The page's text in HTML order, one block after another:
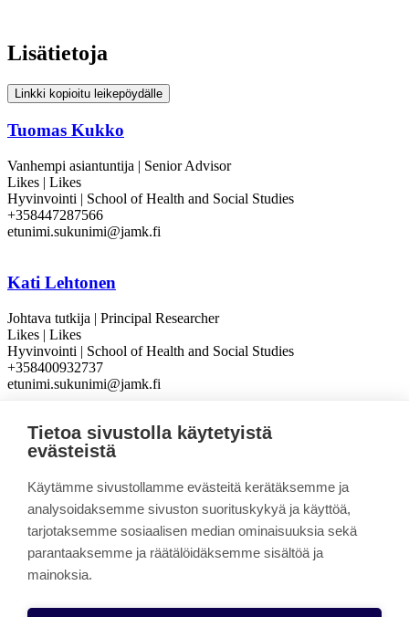
Lisätietoja
Linkki kopioitu leikepöydälle
Tuomas Kukko
Vanhempi asiantuntija | Senior Advisor
Likes | Likes
Hyvinvointi | School of Health and Social Studies
+358447287566
etunimi.sukunimi@jamk.fi
Kati Lehtonen
Johtava tutkija | Principal Researcher
Likes | Likes
Hyvinvointi | School of Health and Social Studies
+358400932737
etunimi.sukunimi@jamk.fi
Sivun alkuun
Seuratietokanta
Tietoa sivustolla käytetyistä
evästeistä
Käytämme sivustollamme evästeitä kerätäksemme ja
analysoidaksemme sivuston suorituskykyä ja käyttöä,
tarjotaksemme sosiaalisen median ominaisuuksia sekä
parantaaksemme ja räätälöidäksemme sisältöä ja
mainoksia.